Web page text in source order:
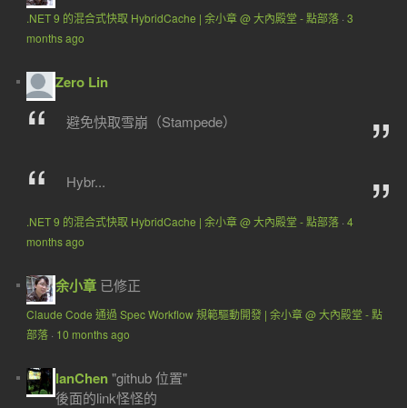
.NET 9 的混合式快取 HybridCache | 余小章 @ 大內殿堂 - 點部落· 3
months ago
Zero Lin
避免快取雪崩（Stampede）
Hybr...
.NET 9 的混合式快取 HybridCache | 余小章 @ 大內殿堂 - 點部落· 4
months ago
余小章 已修正
Claude Code 通過 Spec Workflow 規範驅動開發 | 余小章 @ 大內殿堂 - 點
部落· 10 months ago
IanChen"github 位置"
後面的link怪怪的